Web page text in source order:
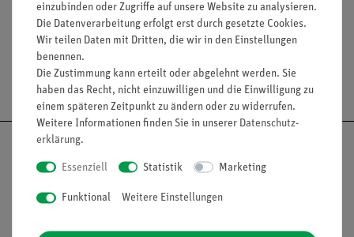
Media / Downloads
Versandkostenfrei ab 300,- €
Nach oben
einzubinden oder Zugriffe auf unsere Website zu analysieren.
Die Datenverarbeitung erfolgt erst durch gesetzte Cookies.
Wir teilen Daten mit Dritten, die wir in den Einstellungen
benennen.
Die Zustimmung kann erteilt oder abgelehnt werden. Sie
haben das Recht, nicht einzuwilligen und die Einwilligung zu
einem späteren Zeitpunkt zu ändern oder zu widerrufen.
Weitere Informationen finden Sie in unserer Daten­schutz­
erklärung.
Essenziell Statistik Marketing
Funktional Weitere Einstellungen